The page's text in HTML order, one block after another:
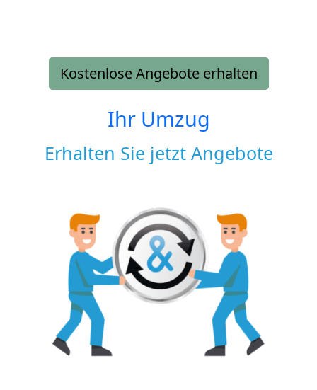
Kostenlose Angebote erhalten
Ihr Umzug
Erhalten Sie jetzt Angebote